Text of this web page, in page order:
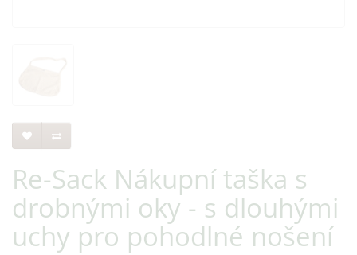
Re-Sack Nákupní taška s
drobnými oky - s dlouhými
uchy pro pohodlné nošení